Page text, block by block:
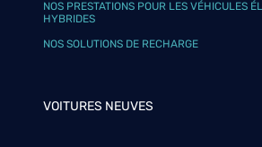
NOS PRESTATIONS POUR LES VÉHICULES
HYBRIDES
NOS SOLUTIONS DE RECHARGE
VOITURES NEUVES